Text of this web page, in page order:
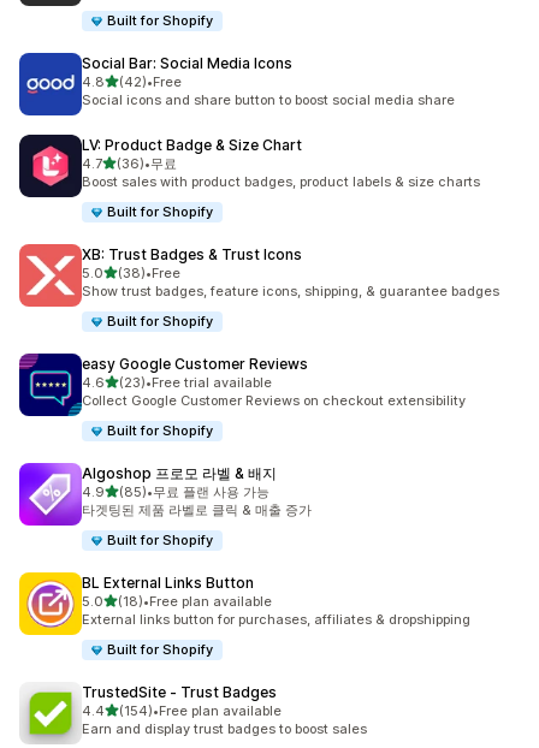
Built for Shopify
Social Bar: Social Media Icons
4.8별 5개 중
(42)
총 리뷰 42개
•Free
Social icons and share button to boost social media share
LV: Product Badge & Size Chart
4.7별 5개 중
(36)
총 리뷰 36개
•무료
Boost sales with product badges, product labels & size charts
Built for Shopify
XB: Trust Badges & Trust Icons
5.0별 5개 중
(38)
총 리뷰 38개
•Free
Show trust badges, feature icons, shipping, & guarantee badges
Built for Shopify
easy Google Customer Reviews
4.6별 5개 중
(23)
총 리뷰 23개
•Free trial available
Collect Google Customer Reviews on checkout extensibility
Built for Shopify
Algoshop 프로모 라벨 & 배지
4.9별 5개 중
(85)
총 리뷰 85개
•무료 플랜 사용 가능
타겟팅된 제품 라벨로 클릭 & 매출 증가
Built for Shopify
BL External Links Button
5.0별 5개 중
(18)
총 리뷰 18개
•Free plan available
External links button for purchases, affiliates & dropshipping
Built for Shopify
TrustedSite ‑ Trust Badges
4.4별 5개 중
(154)
총 리뷰 154개
•Free plan available
Earn and display trust badges to boost sales